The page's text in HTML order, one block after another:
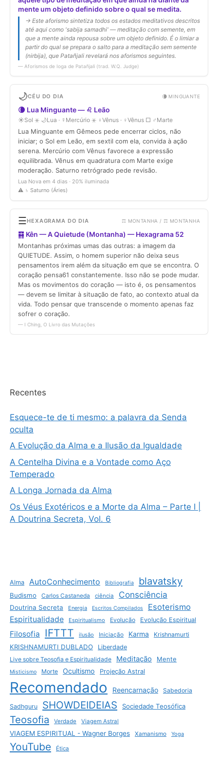
Recentes
Esquece-te de ti mesmo: a palavra da Senda
oculta
A Evolução da Alma e a Ilusão da Igualdade
A Centelha Divina e a Vontade como Aço
Temperado
A Longa Jornada da Alma
Os Véus Exotéricos e a Morte da Alma – Parte I |
A Doutrina Secreta, Vol. 6
Alma AutoConhecimento Bibliografia blavatsky
Budismo Carlos Castaneda ciência Consciência
Doutrina Secreta Energia Escritos Compilados Esoterismo
Espiritualidade Espiritualismo Evolução Evolução Espiritual
Filosofia IFTTT ilusão Iniciação Karma Krishnamurti
KRISHNAMURTI DUBLADO
Liberdade
Live sobre Teosofia e Espiritualidade
Meditação Mente
Misticismo Morte Ocultismo Projeção Astral
Recomendado Reencarnação Sabedoria
Sadhguru SHOWDEIDEIAS Sociedade Teosófica
Teosofia Verdade Viagem Astral
VIAGEM ESPIRITUAL - Wagner Borges Xamanismo Yoga
YouTube Ética